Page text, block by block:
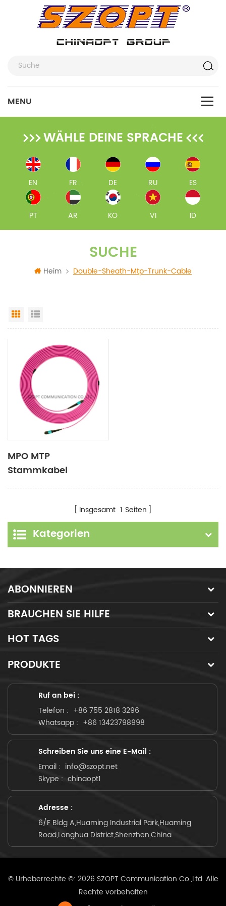
WÄHLE DEINE SPRACHE
EN FR DE RU ES
PT AR KO VI ID
SUCHE
Heim Double-Sheath-Mtp-Trunk-Cable
Grid View
MPO MTP
Stammkabel
Doppelmantel SM MM
Insgesamt 1 Seiten
Kategorien
ABONNIEREN
BRAUCHEN SIE HILFE
HOT TAGS
PRODUKTE
Ruf an bei :
Telefon : +86 755 2818 3296
Whatsapp : +86 13423798998
Schreiben Sie uns eine E-Mail :
Email : info@szopt.net
Skype : chinaopt1
Adresse :
6/F Bldg A,Huaming Industrial Park,Huaming
Road,Longhua District,Shenzhen,China.
© Urheberrechte ©: 2026 SZOPT Communication Co.,Ltd. Alle
Rechte vorbehalten